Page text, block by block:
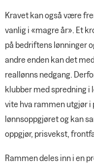
Kravet kan også være
vanlig i «magre år». Et
på bedriftens lønninger
andre enden kan det
reallønns nedgang.
klubber med spredning
vite hva rammen utgjør i
lønnsoppgjøret og kan
oppgjør, prisvekst,
Rammen deles inn i en